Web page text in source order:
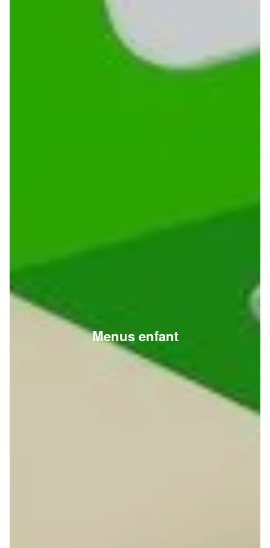
Menus enfant